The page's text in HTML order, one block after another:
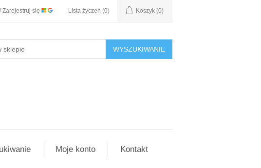
Zarejestruj się Lista życzeń (0) Koszyk (0)
WYSZUKIWANIE
Moje konto Kontakt